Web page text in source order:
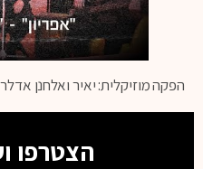
הפקה מוזיקלית: יאיר ואלחנן אדלר
הצטרפו